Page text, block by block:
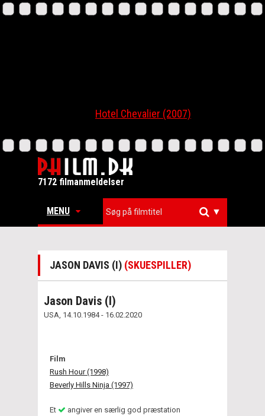
Hotel Chevalier (2007)
7172 filmanmeldelser
MENU ▼
JASON DAVIS (I) (SKUESPILLER)
Jason Davis (I)
USA, 14.10.1984 - 16.02.2020
Film
Rush Hour (1998)
Beverly Hills Ninja (1997)
Et
angiver en særlig god præstation